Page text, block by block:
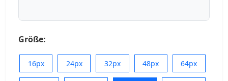
Größe:
16px 24px 32px 48px 64px